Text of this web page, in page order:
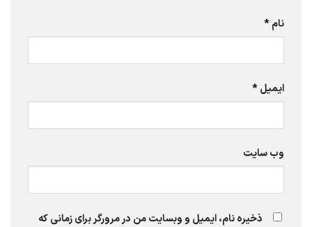
نام*
ایمیل*
وب‌ سایت
ذخیره نام، ایمیل و وبسایت من در مرورگر برای زمانی که